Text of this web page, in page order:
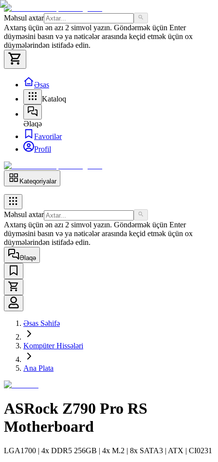
Məhsul axtar
Axtarış üçün ən azı 2 simvol yazın. Göndərmək üçün Enter
düyməsini basın və ya nəticələr arasında keçid etmək üçün ox
düymələrindən istifadə edin.
Əsas
Kataloq
Əlaqə
Favorilər
Profil
Kateqoriyalar
Məhsul axtar
Axtarış üçün ən azı 2 simvol yazın. Göndərmək üçün Enter
düyməsini basın və ya nəticələr arasında keçid etmək üçün ox
düymələrindən istifadə edin.
Əlaqə
Əsas Səhifə
Kompüter Hissələri
Ana Plata
ASRock Z790 Pro RS
Motherboard
LGA1700 | 4x DDR5 256GB | 4x M.2 | 8x SATA3 | ATX | CI0231